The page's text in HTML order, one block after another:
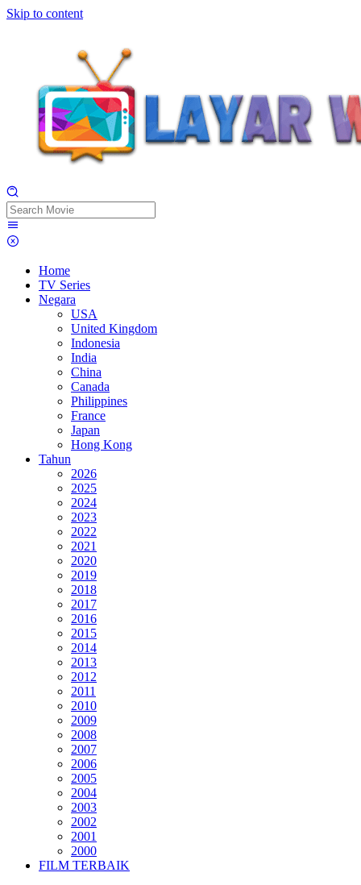
Skip to content
Home
TV Series
Negara
USA
United Kingdom
Indonesia
India
China
Canada
Philippines
France
Japan
Hong Kong
Tahun
2026
2025
2024
2023
2022
2021
2020
2019
2018
2017
2016
2015
2014
2013
2012
2011
2010
2009
2008
2007
2006
2005
2004
2003
2002
2001
2000
FILM TERBAIK